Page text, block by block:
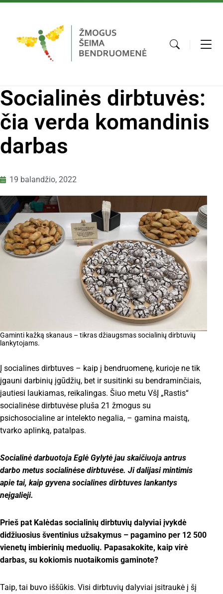
Socialinės dirbtuvės:
čia verda komandinis
darbas
19 balandžio, 2022
Gaminti kažką skanaus – tikras džiaugsmas socialinių dirbtuvių
lankytojams.
Į socialines dirbtuves – kaip į bendruomenę, kurioje ne tik
įgauni darbinių įgūdžių, bet ir susitinki su bendraminčiais,
jautiesi laukiamas, reikalingas. Šiuo metu VšĮ „Rastis“
socialinėse dirbtuvėse pluša 21 žmogus su
psichosocialine ar intelekto negalia, – gamina maistą,
tvarko aplinką, patalpas.
Socialinė darbuotoja Eglė Gylytė jau skaičiuoja antrus
darbo metus socialinėse dirbtuvėse. Ji dalijasi mintimis
apie tai, kaip gyvena socialines dirbtuves lankantys
neįgalieji.
Prieš pat Kalėdas socialinių dirbtuvių dalyviai įvykdė
didžiuosius šventinius užsakymus – pagamino per 12 500
vienetų imbierinių meduolių. Papasakokite, kaip virė
darbas, su kokiomis nuotaikomis gaminote?
Taip, tai buvo iššūkis. Visi dirbtuvių dalyviai įsitraukė į šį